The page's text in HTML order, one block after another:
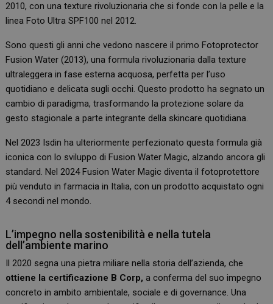
2010, con una texture rivoluzionaria che si fonde con la pelle e la
linea Foto Ultra SPF100 nel 2012.
Sono questi gli anni che vedono nascere il primo Fotoprotector
Fusion Water (2013), una formula rivoluzionaria dalla texture
ultraleggera in fase esterna acquosa, perfetta per l’uso
quotidiano e delicata sugli occhi. Questo prodotto ha segnato un
cambio di paradigma, trasformando la protezione solare da
gesto stagionale a parte integrante della skincare quotidiana.
Nel 2023 Isdin ha ulteriormente perfezionato questa formula già
iconica con lo sviluppo di Fusion Water Magic, alzando ancora gli
standard. Nel 2024 Fusion Water Magic diventa il fotoprotettore
più venduto in farmacia in Italia, con un prodotto acquistato ogni
4 secondi nel mondo.
L’impegno nella sostenibilità e nella tutela
dell’ambiente marino
Il 2020 segna una pietra miliare nella storia dell’azienda, che
ottiene la certificazione B Corp, a conferma del suo impegno
concreto in ambito ambientale, sociale e di governance. Una